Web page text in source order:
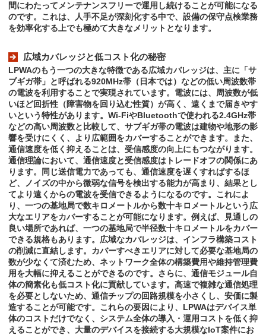
間にわたってメンテナンスフリーで運用し続けることが可能になる
のです。これは、人手不足が深刻化する中で、設備の保守点検業務
を効率化する上でも極めて大きなメリットとなります。
広域カバレッジと低コスト化の秘密
LPWAのもう一つの大きな特徴である広域カバレッジは、主に「サ
ブギガ帯」と呼ばれる920MHz帯（日本では）などの低い周波数帯
の電波を利用することで実現されています。電波には、周波数が低
いほど回折性（障害物を回り込む性質）が高く、遠くまで届きやす
いという特性があります。Wi-FiやBluetoothで使われる2.4GHz帯
などの高い周波数と比較して、サブギガ帯の電波は建物や地形の影
響を受けにくく、より広範囲をカバーすることができます。また、
通信速度を低く抑えることは、受信感度の向上にもつながります。
通信理論において、通信速度と受信感度はトレードオフの関係にあ
ります。同じ送信電力であっても、通信速度を遅くすればするほ
ど、ノイズの中から微弱な信号を検出する能力が高まり、結果とし
てより遠くからの電波を受信できるようになるのです。これによ
り、一つの基地局で数キロメートルから数十キロメートルという広
大なエリアをカバーすることが可能になります。例えば、見通しの
良い場所であれば、一つの基地局で半径数十キロメートルをカバー
できる規格もあります。広域なカバレッジは、インフラ構築コスト
の削減に直結します。カバーすべきエリアに対して必要な基地局の
数が少なくて済むため、ネットワーク全体の構築費用や維持管理費
用を大幅に抑えることができるのです。さらに、通信モジュール自
体の簡素化も低コスト化に貢献しています。高速で複雑な通信処理
を必要としないため、通信チップの回路規模を小さくし、安価に製
造することが可能です。これらの要因により、LPWAはデバイス単
体のコストだけでなく、システム全体の導入・運用コストを低く抑
えることができ、大量のデバイスを接続する大規模なIoT案件にお